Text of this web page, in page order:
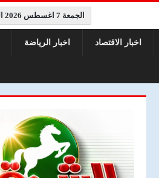
الجمعة 7 اغسطس 2026 الساعة 5:39 م
اخبار الاقتصاد اخبار الرياضة